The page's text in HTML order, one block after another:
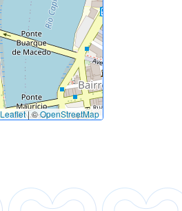
Leaflet|©OpenStreetMap